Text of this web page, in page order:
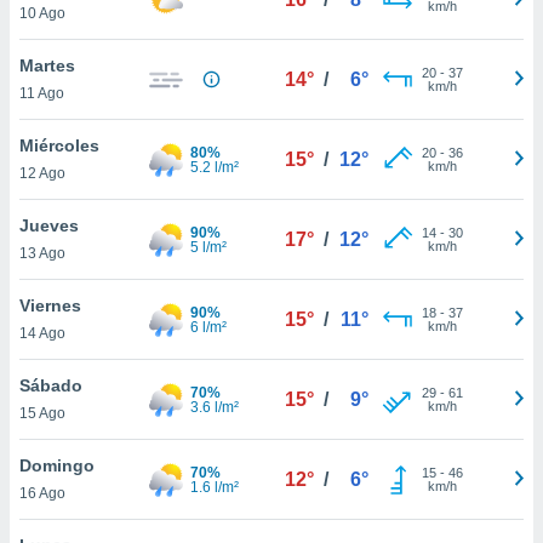
más
nuestra
y
disponible
cookies
aceptar
10 Ago
km/h
Martes
11 Ago
14° / 6° 20- 37
km/h
Miércoles
12 Ago
80%
5.2 l/m²
15° / 12° 20- 36
km/h
Jueves
13 Ago
90%
5 l/m²
17° / 12° 14- 30
km/h
Viernes
14 Ago
90%
6 l/m²
15° / 11° 18- 37
km/h
Sábado
15 Ago
70%
3.6 l/m²
15° / 9° 29- 61
km/h
Domingo
16 Ago
70%
1.6 l/m²
12° / 6° 15- 46
km/h